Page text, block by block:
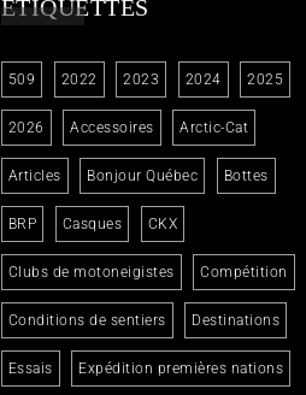
ÉTIQUETTES
509 2022 2023 2024 2025
2026 Accessoires Arctic-Cat
Articles Bonjour Québec Bottes
BRP Casques CKX
Clubs de motoneigistes Compétition
Conditions de sentiers Destinations
Essais Expédition premières nations